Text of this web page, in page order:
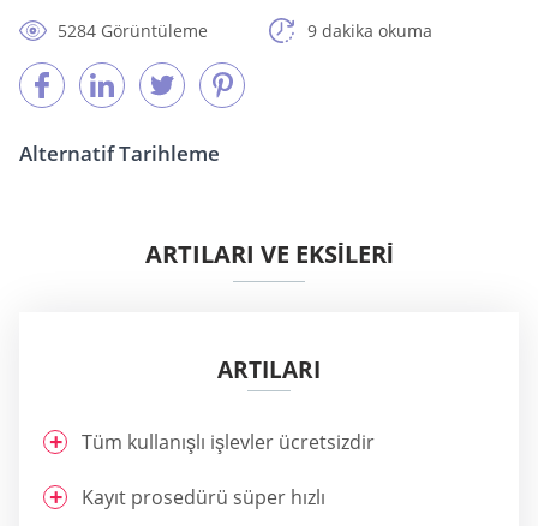
5284 Görüntüleme
9 dakika okuma
Alternatif Tarihleme
ARTILARI VE EKSİLERİ
ARTILARI
Tüm kullanışlı işlevler ücretsizdir
Kayıt prosedürü süper hızlı